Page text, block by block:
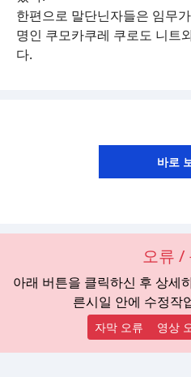
한편으로 말단닌자들은 임무
명인 쿠모카쿠레 쿠로도 니트
다.
오류 /
아래 버튼을 클릭하신 후 상세
른시일 안에 수정작
자막 오류 영상